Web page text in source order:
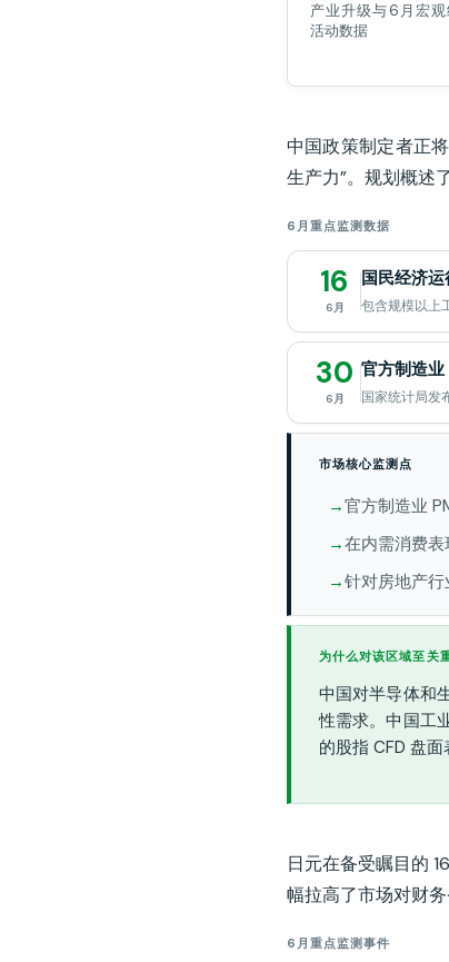
产业升级与6月宏观
活动数据
中国政策制定者正
生产力”。规划概述
6月重点监测数据
16
6月
国民经济运
包含规模以上
30
6月
官方制造业
国家统计局发
市场核心监测点
官方制造业
在内需消费
针对房地产
为什么对该区域至关
中国对半导体和
性需求。中国工
的股指 CFD 盘面
日元在备受瞩目的
幅拉高了市场对财
6月重点监测事件